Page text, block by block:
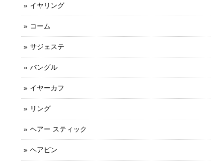
イヤリング
コーム
サジェステ
バングル
イヤーカフ
リング
ヘアー スティック
ヘアピン